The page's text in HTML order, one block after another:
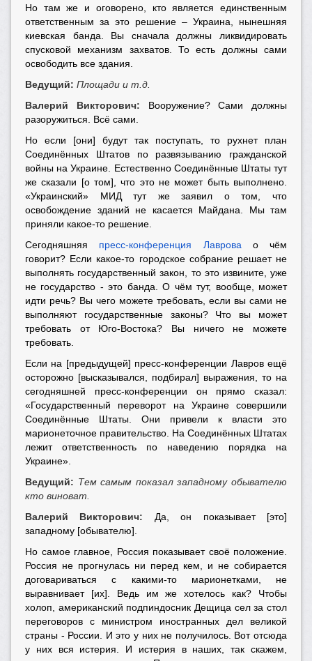
Но там же и оговорено, кто является единственным
ответственным за это решение – Украина, нынешняя
киевская банда. Вы сначала должны ликвидировать
спусковой механизм захватов. То есть должны сами
освободить все здания.
Ведущий: Площади и т.д.
Валерий Викторович: Вооружение? Сами должны
разоружиться. Всё сами.
Но если [они] будут так поступать, то рухнет план
Соединённых Штатов по развязыванию гражданской
войны на Украине. Естественно Соединённые Штаты тут
же сказали [о том], что это не может быть выполнено.
«Украинский» МИД тут же заявил о том, что
освобождение зданий не касается Майдана. Мы там
приняли какое-то решение.
Сегодняшняя
пресс-конференция Лаврова о чём
говорит? Если какое-то городское собрание решает не
выполнять государственный закон, то это извините, уже
не государство - это банда. О чём тут, вообще, может
идти речь? Вы чего можете требовать, если вы сами не
выполняют государственные законы? Что вы может
требовать от Юго-Востока? Вы ничего не можете
требовать.
Если на [предыдущей] пресс-конференции Лавров ещё
осторожно [высказывался, подбирал] выражения, то на
сегодняшней пресс-конференции он прямо сказал:
«Государственный переворот на Украине совершили
Соединённые Штаты. Они привели к власти это
марионеточное правительство. На Соединённых Штатах
лежит ответственность по наведению порядка на
Украине».
Ведущий: Тем самым показал западному обывателю
кто виноват.
Валерий Викторович: Да, он показывает [это]
западному [обывателю].
Но самое главное, Россия показывает своё положение.
Россия не прогнулась ни перед кем, и не собирается
договариваться с какими-то марионетками, не
выравнивает [их]. Ведь им же хотелось как? Чтобы
холоп, американский подпиндосник Дещица сел за стол
переговоров с министром иностранных дел великой
страны - России. И это у них не получилось. Вот отсюда
у них вся истерия. И истерия в наших, так скажем,